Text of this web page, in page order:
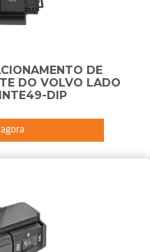
DE
DO VOLVO LADO
DIP